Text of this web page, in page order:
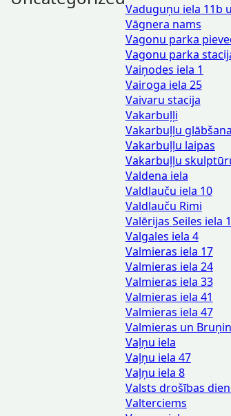
Vaduguņu iela 11b
Vāgnera nams
Vagonu parka
Vagonu parka
Vaiņodes iela 1
Vairoga iela 25
Vaivaru stacija
Vakarbuļļi
Vakarbuļļu
Vakarbuļļu laipas
Vakarbuļļu
Valdena iela
Valdlauču iela 10
Valdlauču Rimi
Valērijas Seiles iela
Valgales iela 4
Valmieras iela 17
Valmieras iela 24
Valmieras iela 33
Valmieras iela 41
Valmieras iela 47
Valmieras un
Vaļņu iela
Vaļņu iela 47
Vaļņu iela 8
Valsts drošības
Valterciems